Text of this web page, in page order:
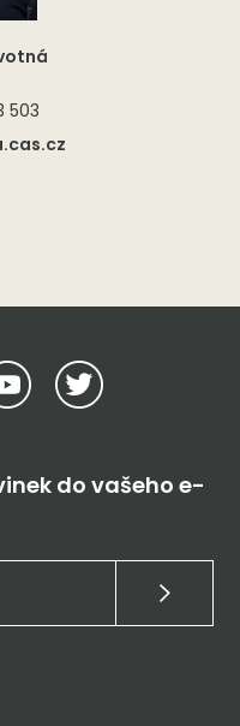
503
do vašeho e-